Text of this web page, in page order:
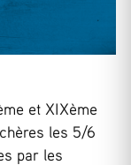
et XIXème
les 5/6
par les